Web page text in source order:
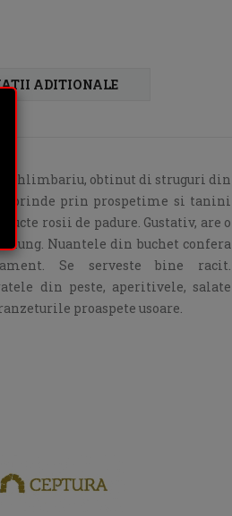
ADITIONALE
chihlimbariu, obtinut di struguri din
prin prospetime si tanini
rosii de padure. Gustativ, are o
lung. Nuantele din buchet confera
Se serveste bine racit.
din peste, aperitivele, salate
proaspete usoare.